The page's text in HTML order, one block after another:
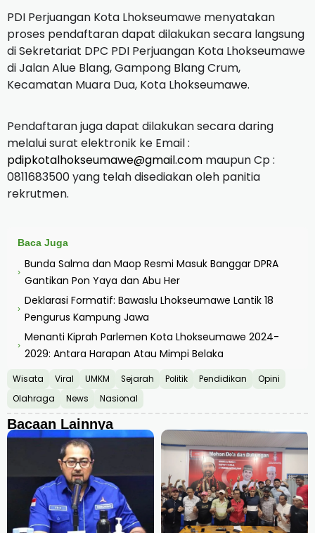
PDI Perjuangan Kota Lhokseumawe menyatakan
proses pendaftaran dapat dilakukan secara langsung
di Sekretariat DPC PDI Perjuangan Kota Lhokseumawe
di Jalan Alue Blang, Gampong Blang Crum,
Kecamatan Muara Dua, Kota Lhokseumawe.
Pendaftaran juga dapat dilakukan secara daring
melalui surat elektronik ke Email :
pdipkotalhokseumawe@gmail.com maupun Cp :
0811683500 yang telah disediakan oleh panitia
rekrutmen.
Baca Juga
›
Bunda Salma dan Maop Resmi Masuk Banggar DPRA
Gantikan Pon Yaya dan Abu Her
›
Deklarasi Formatif: Bawaslu Lhokseumawe Lantik 18
Pengurus Kampung Jawa
›
Menanti Kiprah Parlemen Kota Lhokseumawe 2024-
2029: Antara Harapan Atau Mimpi Belaka
Wisata Viral UMKM Sejarah Politik Pendidikan
Opini
Olahraga
News Nasional
Bacaan Lainnya